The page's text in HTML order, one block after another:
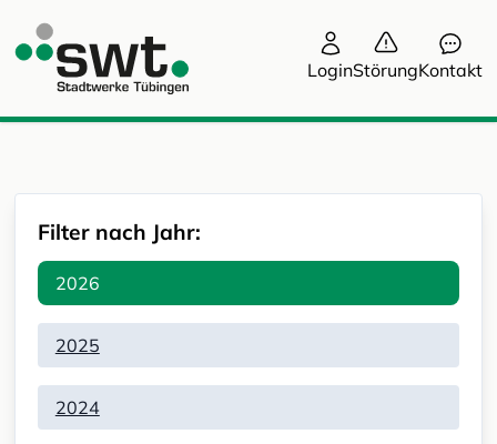
LoginStörungKontakt
Filter nach Jahr:
2026
2025
2024